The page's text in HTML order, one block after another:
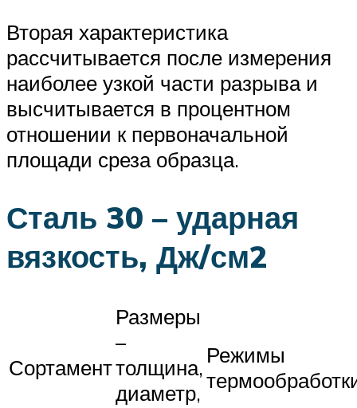
Вторая характеристика
рассчитывается после измерения
наиболее узкой части разрыва и
высчитывается в процентном
отношении к первоначальной
площади среза образца.
Сталь 30 – ударная
вязкость, Дж/см2
Сортамент
Размеры
–
толщина,
диаметр,
Режимы